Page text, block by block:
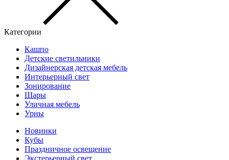
Категории
Кашпо
Детские светильники
Дизайнерская детская мебель
Интерьерный свет
Зонирование
Шары
Уличная мебель
Урны
Новинки
Кубы
Праздничное освещение
Экстерьерный свет